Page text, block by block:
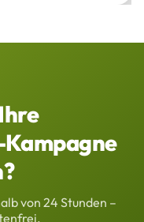
von 24 Stunden –